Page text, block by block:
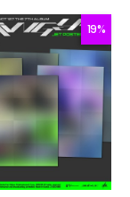
19%